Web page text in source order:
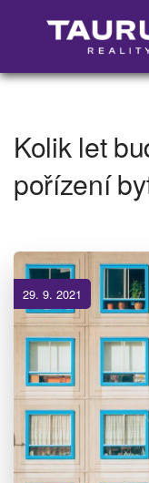
Kolik let
pořízení
29. 9. 2021